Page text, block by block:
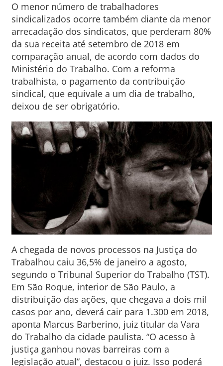
O menor número de trabalhadores
sindicalizados ocorre também diante da menor
arrecadação dos sindicatos, que perderam 80%
da sua receita até setembro de 2018 em
comparação anual, de acordo com dados do
Ministério do Trabalho. Com a reforma
trabalhista, o pagamento da contribuição
sindical, que equivale a um dia de trabalho,
deixou de ser obrigatório.
A chegada de novos processos na Justiça do
Trabalhou caiu 36,5% de janeiro a agosto,
segundo o Tribunal Superior do Trabalho (TST).
Em São Roque, interior de São Paulo, a
distribuição das ações, que chegava a dois mil
casos por ano, deverá cair para 1.300 em 2018,
aponta Marcus Barberino, juiz titular da Vara
do Trabalho da cidade paulista. “O acesso à
justiça ganhou novas barreiras com a
legislação atual”, destacou o juiz. Isso poderá